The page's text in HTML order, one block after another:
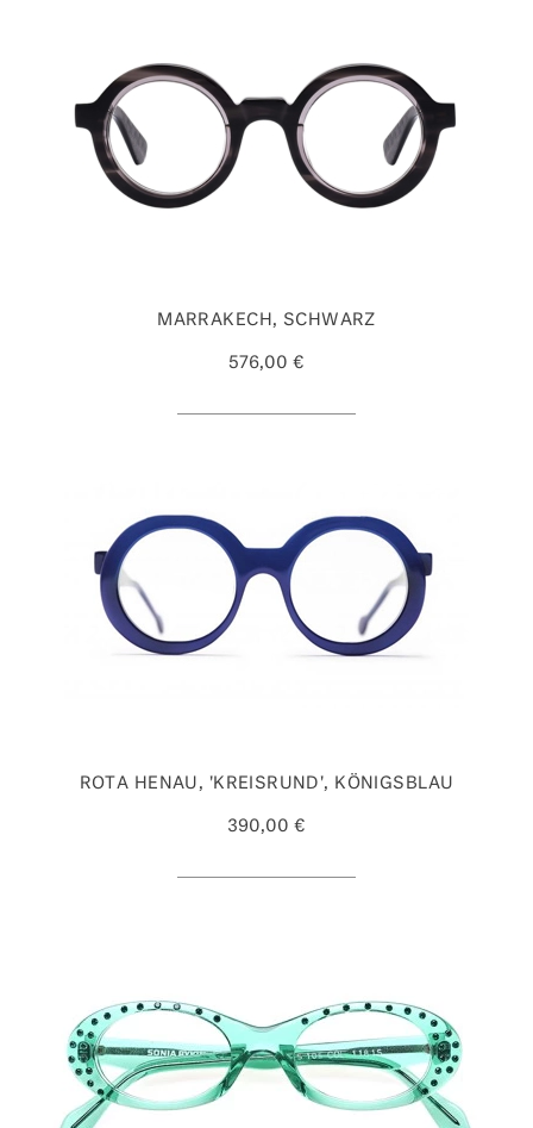
MARRAKECH, SCHWARZ
576,00 €
ROTA HENAU, 'KREISRUND', KÖNIGSBLAU
390,00 €